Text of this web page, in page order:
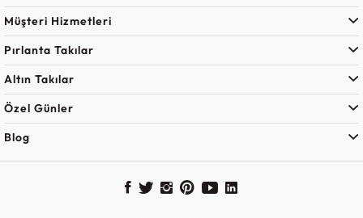
Müşteri Hizmetleri
Pırlanta Takılar
Altın Takılar
Özel Günler
Blog